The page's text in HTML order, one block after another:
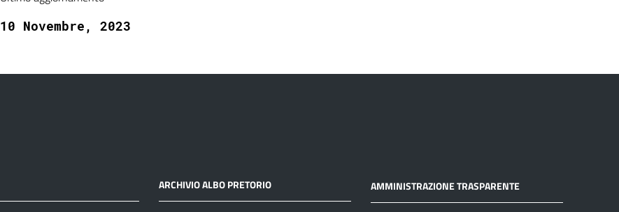
10 Novembre, 2023
ARCHIVIO ALBO PRETORIO AMMINISTRAZIONE TRASPARENTE